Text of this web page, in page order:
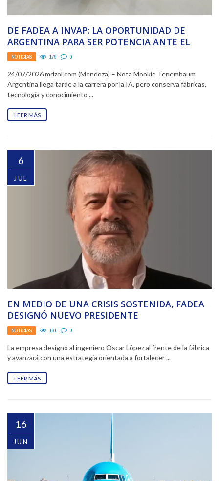
DE FADEA A INVAP: LA OPORTUNIDAD DE
ARGENTINA PARA SER POTENCIA ANTE EL
AVANCE DE LA INTELIGENCIA ...
NOTICIAS 179 0
24/07/2026 mdzol.com (Mendoza) – Nota Mookie Tenembaum
Argentina llega tarde a la carrera por la IA, pero conserva fábricas,
tecnología y conocimiento ...
LEER MÁS
6
JUL
EN MEDIO DE UNA CRISIS SOSTENIDA, FADEA
DESIGNÓ NUEVO PRESIDENTE
NOTICIAS 161 0
La empresa designó al ingeniero Oscar López al frente de la fábrica
y avanzará con una estrategia orientada a fortalecer ...
LEER MÁS
16
JUN